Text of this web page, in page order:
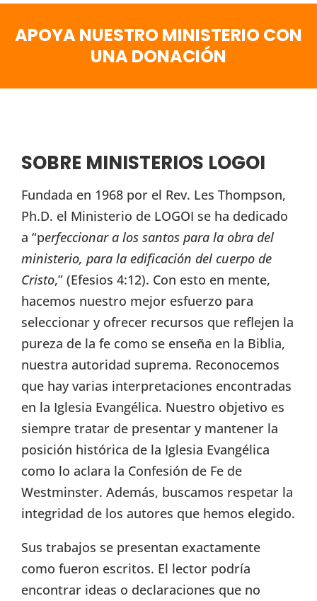
APOYA NUESTRO MINISTERIO CON
UNA DONACIÓN
SOBRE MINISTERIOS LOGOI
Fundada en 1968 por el Rev. Les Thompson,
Ph.D. el Ministerio de LOGOI se ha dedicado
a “perfeccionar a los santos para la obra del
ministerio, para la edificación del cuerpo de
Cristo,” (Efesios 4:12). Con esto en mente,
hacemos nuestro mejor esfuerzo para
seleccionar y ofrecer recursos que reflejen la
pureza de la fe como se enseña en la Biblia,
nuestra autoridad suprema. Reconocemos
que hay varias interpretaciones encontradas
en la Iglesia Evangélica. Nuestro objetivo es
siempre tratar de presentar y mantener la
posición histórica de la Iglesia Evangélica
como lo aclara la Confesión de Fe de
Westminster. Además, buscamos respetar la
integridad de los autores que hemos elegido.
Sus trabajos se presentan exactamente
como fueron escritos. El lector podría
encontrar ideas o declaraciones que no